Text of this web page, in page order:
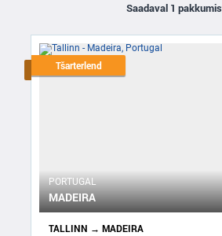
Saadaval 1
Tšarterlend
PORTUGAL
MADEIRA
TALLINN → MADEIRA